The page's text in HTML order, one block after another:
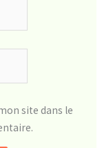
site dans le